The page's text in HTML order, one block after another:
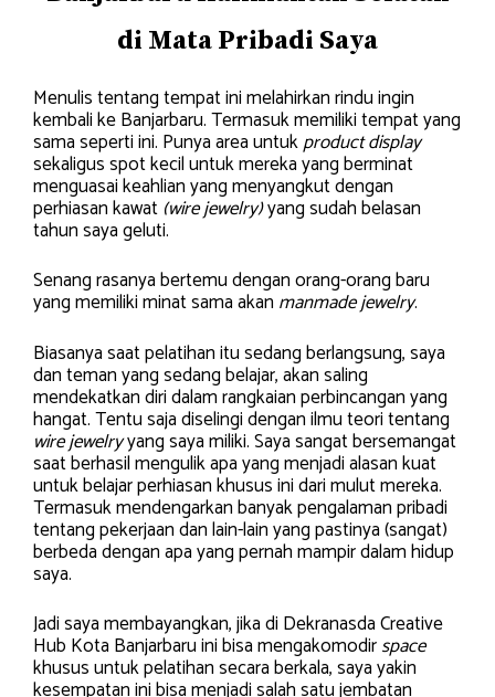
di Mata Pribadi Saya
Menulis tentang tempat ini melahirkan rindu ingin
kembali ke Banjarbaru. Termasuk memiliki tempat yang
sama seperti ini. Punya area untukproduct display
sekaligus spot kecil untuk mereka yang berminat
menguasai keahlian yang menyangkut dengan
perhiasan kawat (wire jewelry)yang sudah belasan
tahun saya geluti.
Senang rasanya bertemu dengan orang-orang baru
yang memiliki minat sama akan manmade jewelry.
Biasanya saat pelatihan itu sedang berlangsung, saya
dan teman yang sedang belajar, akan saling
mendekatkan diri dalam rangkaian perbincangan yang
hangat. Tentu saja diselingi dengan ilmu teori tentang
wire jewelryyang saya miliki. Saya sangat bersemangat
saat berhasil mengulik apa yang menjadi alasan kuat
untuk belajar perhiasan khusus ini dari mulut mereka.
Termasuk mendengarkan banyak pengalaman pribadi
tentang pekerjaan dan lain-lain yang pastinya (sangat)
berbeda dengan apa yang pernah mampir dalam hidup
saya.
Jadi saya membayangkan, jika di Dekranasda Creative
Hub Kota Banjarbaru ini bisa mengakomodirspace
khusus untuk pelatihan secara berkala, saya yakin
kesempatan ini bisa menjadi salah satu jembatan